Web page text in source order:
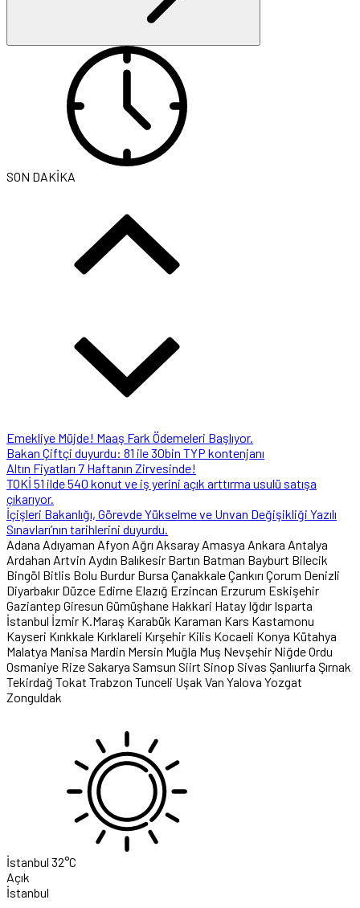
SON DAKİKA
Emekliye Müjde! Maaş Fark Ödemeleri Başlıyor.
Bakan Çiftçi duyurdu: 81 ile 30bin TYP kontenjanı
Altın Fiyatları 7 Haftanın Zirvesinde!
TOKİ 51 ilde 540 konut ve iş yerini açık arttırma usulü satışa
çıkarıyor.
İçişleri Bakanlığı, Görevde Yükselme ve Unvan Değişikliği Yazılı
Sınavları’nın tarihlerini duyurdu.
Adana Adıyaman Afyon Ağrı Aksaray Amasya Ankara Antalya
Ardahan Artvin Aydın Balıkesir Bartın Batman Bayburt Bilecik
Bingöl Bitlis Bolu Burdur Bursa ÇanakkaleÇankırı Çorum Denizli
Diyarbakır Düzce Edirne Elazığ Erzincan Erzurum Eskişehir
Gaziantep Giresun Gümüşhane Hakkari Hatay Iğdır Isparta
İstanbul İzmir K.Maraş Karabük Karaman Kars Kastamonu
Kayseri Kırıkkale Kırklareli Kırşehir Kilis Kocaeli Konya Kütahya
Malatya Manisa Mardin Mersin Muğla Muş Nevşehir NiğdeOrdu
Osmaniye RizeSakarya Samsun Siirt Sinop Sivas Şanlıurfa Şırnak
Tekirdağ Tokat Trabzon Tunceli Uşak Van Yalova Yozgat
Zonguldak
İstanbul 32°C
Açık
İstanbul